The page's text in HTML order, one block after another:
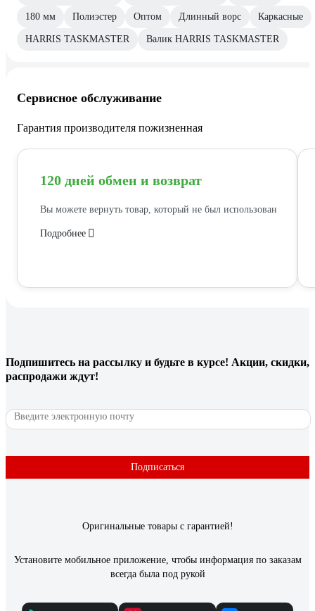
180 мм Полиэстер Оптом Длинный ворс Каркасные
HARRIS TASKMASTER Валик HARRIS TASKMASTER
Сервисное обслуживание
Гарантия производителя пожизненная
120 дней обмен и возврат
Вы можете вернуть товар, который не был использован
Подробнее
Подпишитесь на рассылку и будьте в курсе! Акции, скидки,
распродажи ждут!
Подписаться
Оригинальные товары с гарантией!
Установите мобильное приложение, чтобы информация по заказам
всегда была под рукой